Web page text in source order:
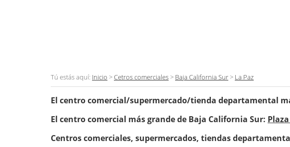
Tú estás aquí: Inicio >Cetros comerciales> Baja California Sur> La Paz
El centro comercial/supermercado/tienda departamental
El centro comercial más grande de Baja California Sur:
Centros comerciales, supermercados, tiendas